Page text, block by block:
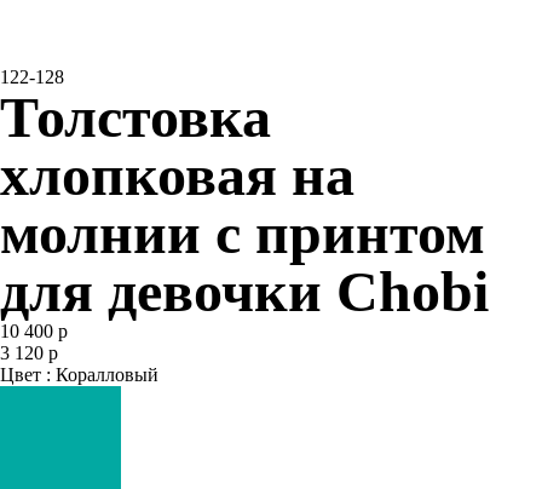
122-128
Толстовка
хлопковая на
молнии с принтом
для девочки Chobi
10 400 р
3 120 р
Цвет : Коралловый